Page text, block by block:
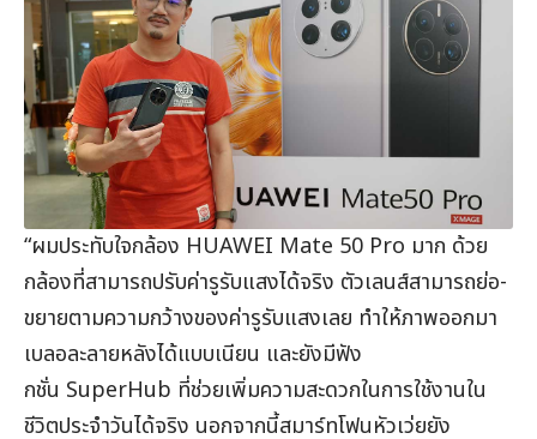
“ผมประทับใจกล้อง HUAWEI Mate 50 Pro มาก ด้วย
กล้องที่สามารถปรับค่ารูรับแสงได้จริง ตัวเลนส์สามารถย่อ-
ขยายตามความกว้างของค่ารูรับแสงเลย ทำให้ภาพออกมา
เบลอละลายหลังได้แบบเนียน และยังมีฟัง
กชั่น SuperHub ที่ช่วยเพิ่มความสะดวกในการใช้งานใน
ชีวิตประจำวันได้จริง นอกจากนี้สมาร์ทโฟนหัวเว่ยยัง